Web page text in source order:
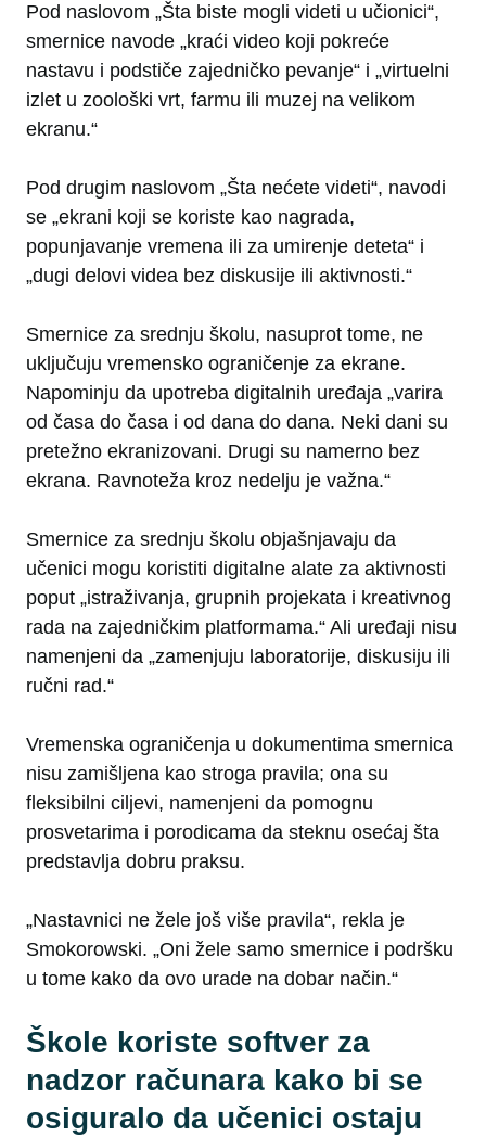
Pod naslovom „Šta biste mogli videti u učionici“,
smernice navode „kraći video koji pokreće
nastavu i podstiče zajedničko pevanje“ i „virtuelni
izlet u zoološki vrt, farmu ili muzej na velikom
ekranu.“
Pod drugim naslovom „Šta nećete videti“, navodi
se „ekrani koji se koriste kao nagrada,
popunjavanje vremena ili za umirenje deteta“ i
„dugi delovi videa bez diskusije ili aktivnosti.“
Smernice za srednju školu, nasuprot tome, ne
uključuju vremensko ograničenje za ekrane.
Napominju da upotreba digitalnih uređaja „varira
od časa do časa i od dana do dana. Neki dani su
pretežno ekranizovani. Drugi su namerno bez
ekrana. Ravnoteža kroz nedelju je važna.“
Smernice za srednju školu objašnjavaju da
učenici mogu koristiti digitalne alate za aktivnosti
poput „istraživanja, grupnih projekata i kreativnog
rada na zajedničkim platformama.“ Ali uređaji nisu
namenjeni da „zamenjuju laboratorije, diskusiju ili
ručni rad.“
Vremenska ograničenja u dokumentima smernica
nisu zamišljena kao stroga pravila; ona su
fleksibilni ciljevi, namenjeni da pomognu
prosvetarima i porodicama da steknu osećaj šta
predstavlja dobru praksu.
„Nastavnici ne žele još više pravila“, rekla je
Smokorowski. „Oni žele samo smernice i podršku
u tome kako da ovo urade na dobar način.“
Škole koriste softver za
nadzor računara kako bi se
osiguralo da učenici ostaju